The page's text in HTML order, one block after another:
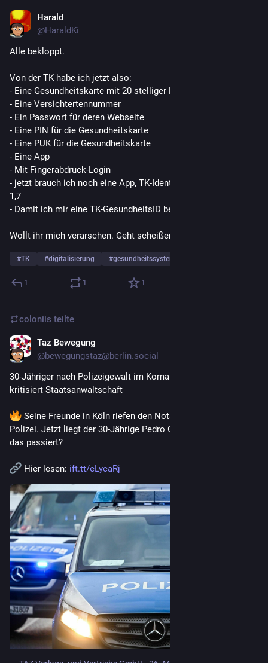
Harald
@HaraldKi
Alle bekloppt.
Von der TK habe ich jetzt also:
- Eine Gesundheitskarte mit 20 stelliger Nummer
- Eine Versichtertennummer
- Ein Passwort für deren Webseite
- Eine PIN für die Gesundheitskarte
- Eine PUK für die Gesundheitskarte
- Eine App
- Mit Fingerabdruck-Login
- jetzt brauch ich noch eine App, TK-Ident, Bewertung im Store
1,7
- Damit ich mir eine TK-GesundheitsID besorgen kann
Wollt ihr mich verarschen. Geht scheißen.
#TK #digitalisierung #gesundheitssystem
1 1 1
coloniis teilte
Taz Bewegung
@bewegungstaz@berlin.social
30-Jähriger nach Polizeigewalt im Koma: Polizeiforscher
kritisiert Staatsanwaltschaft
Seine Freunde in Köln riefen den Notarzt – und der die
Polizei. Jetzt liegt der 30-Jährige Pedro C. im Koma. Wie ist
das passiert?
Hier lesen: ift.tt/eLycaRj